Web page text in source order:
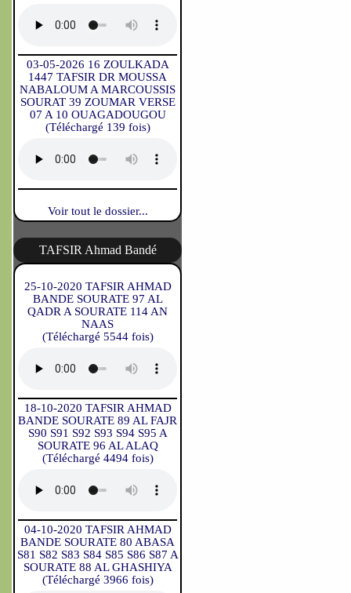
03-05-2026 16 ZOULKADA
1447 TAFSIR DR MOUSSA
NABALOUM A MARCOUSSIS
SOURAT 39 ZOUMAR VERSE
07 A 10 OUAGADOUGOU
(Téléchargé 139 fois)
Voir tout le dossier...
TAFSIR Ahmad Bandé
25-10-2020 TAFSIR AHMAD
BANDE SOURATE 97 AL
QADR A SOURATE 114 AN
NAAS
(Téléchargé 5544 fois)
18-10-2020 TAFSIR AHMAD
BANDE SOURATE 89 AL FAJR
S90 S91 S92 S93 S94 S95 A
SOURATE 96 AL ALAQ
(Téléchargé 4494 fois)
04-10-2020 TAFSIR AHMAD
BANDE SOURATE 80 ABASA
S81 S82 S83 S84 S85 S86 S87 A
SOURATE 88 AL GHASHIYA
(Téléchargé 3966 fois)